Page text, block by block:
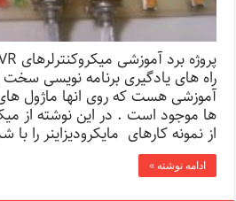
راه های یادگیری برنامه نویسی سخت
آموزشی هست که روی انها ماژول های
ها موجود است . در این نوشته از
از نمونه کارهای مایکرودیزاینر را با
ادامه نوشته »